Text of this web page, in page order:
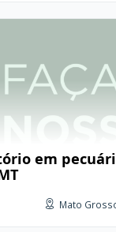
em
Mato